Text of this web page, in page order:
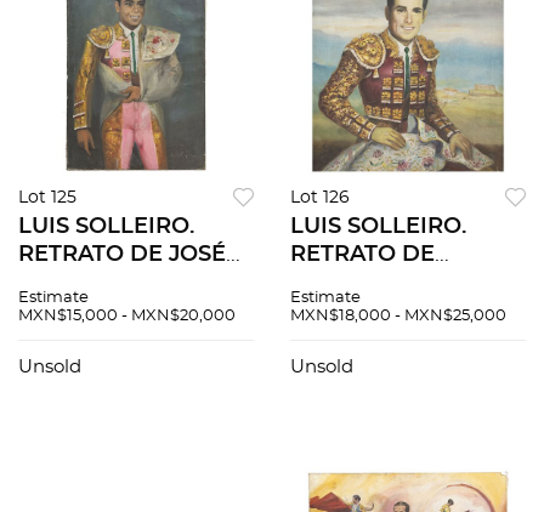
Lot 125
LUIS SOLLEIRO.
RETRATO DE JOSÉ
CHATO". Óleo sobre
Solleiro".
Estimate
MXN$15,000 - MXN$20,000
Unsold
Lot 126
LUIS SOLLEIRO.
RETRATO DE
GARCÍA EL GÜERO".
Firmado "Luis
Estimate
MXN$18,000 - MXN$25,000
Unsold